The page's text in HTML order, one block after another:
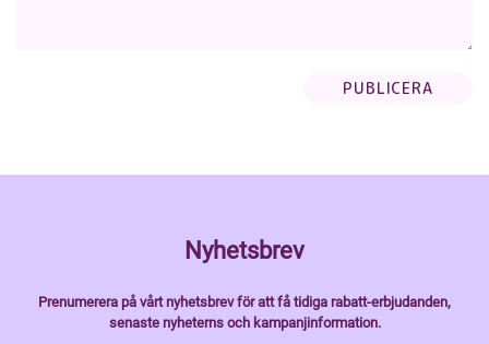
Nyhetsbrev
Prenumerera på vårt nyhetsbrev för att få tidiga rabatt-erbjudanden,
senaste nyheterns och kampanjinformation.